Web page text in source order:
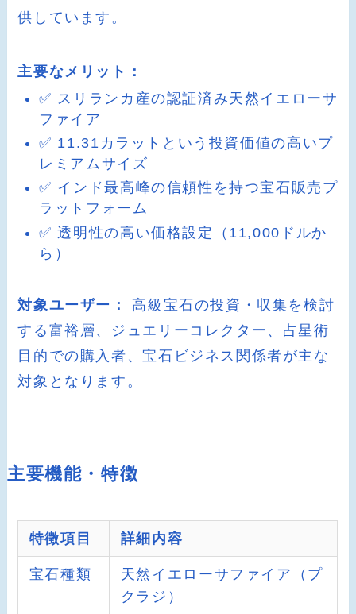
供しています。
主要なメリット：
✅ スリランカ産の認証済み天然イエローサ
ファイア
✅ 11.31カラットという投資価値の高いプ
レミアムサイズ
✅ インド最高峰の信頼性を持つ宝石販売プ
ラットフォーム
✅ 透明性の高い価格設定（11,000ドルか
ら）
対象ユーザー：
高級宝石の投資・収集を検討
する富裕層、ジュエリーコレクター、占星術
目的での購入者、宝石ビジネス関係者が主な
対象となります。
主要機能・特徴
特徴項目 詳細内容
宝石種類
天然イエローサファイア（プ
クラジ）